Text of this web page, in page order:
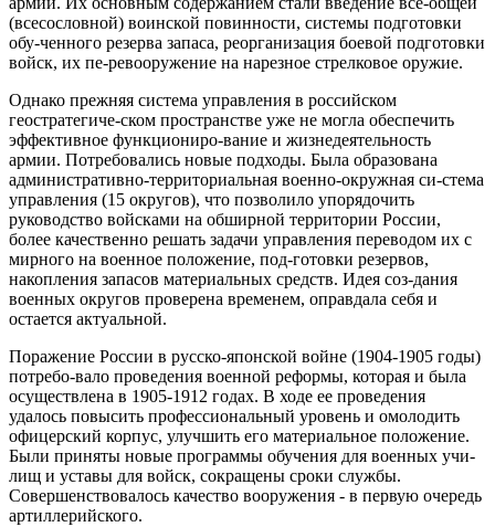
(всесословной) воинской повинности, системы подготовки
обу-ченного резерва запаса, реорганизация боевой подготовки
войск, их пе-ревооружение на нарезное стрелковое оружие.
Однако прежняя система управления в российском
геостратегиче-ском пространстве уже не могла обеспечить
эффективное функциониро-вание и жизнедеятельность
армии. Потребовались новые подходы. Была образована
административно-территориальная военно-окружная си-стема
управления (15 округов), что позволило упорядочить
руководство войсками на обширной территории России,
более качественно решать задачи управления переводом их с
мирного на военное положение, под-готовки резервов,
накопления запасов материальных средств. Идея соз-дания
военных округов проверена временем, оправдала себя и
остается актуальной.
Поражение России в русско-японской войне (1904-1905 годы)
потребо-вало проведения военной реформы, которая и была
осуществлена в 1905-1912 годах. В ходе ее проведения
удалось повысить профессиональный уровень и омолодить
офицерский корпус, улучшить его материальное положение.
Были приняты новые программы обучения для военных учи-
лищ и уставы для войск, сокращены сроки службы.
Совершенствовалось качество вооружения - в первую очередь
артиллерийского.